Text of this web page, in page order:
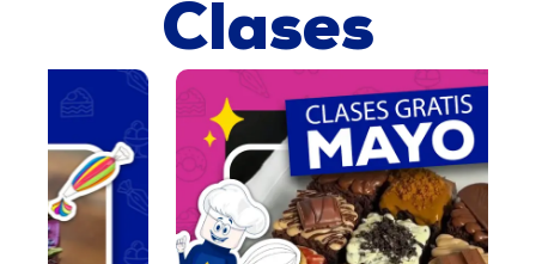
Clases